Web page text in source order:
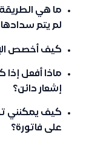
ما هي
لم يتم
كيف أخصص
ماذا أفعل إذا
إشعار دائن؟
كيف يمكنني
على فاتورة؟